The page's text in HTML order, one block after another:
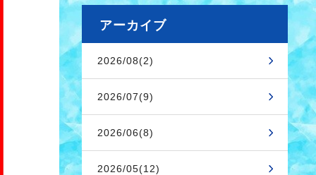
アーカイブ
2026/08(2)
2026/07(9)
2026/06(8)
2026/05(12)